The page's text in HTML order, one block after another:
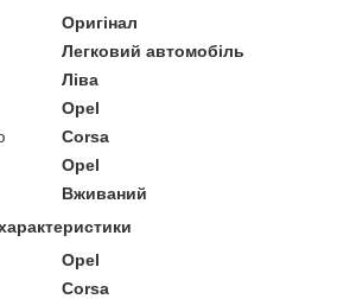
Оригінал
Легковий автомобіль
Ліва
Opel
Corsa
Opel
Вживаний
Opel
Corsa